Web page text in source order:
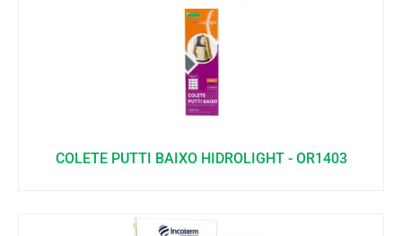
COLETE PUTTI BAIXO HIDROLIGHT - OR1403